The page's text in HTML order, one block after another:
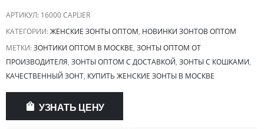
АРТИКУЛ: 16000 CAPLIER
КАТЕГОРИИ:ЖЕНСКИЕ ЗОНТЫ ОПТОМ, НОВИНКИ ЗОНТОВ ОПТОМ
МЕТКИ:ЗОНТИКИ ОПТОМ В МОСКВЕ, ЗОНТЫ ОПТОМ ОТ
ПРОИЗВОДИТЕЛЯ, ЗОНТЫ ОПТОМ С ДОСТАВКОЙ, ЗОНТЫ С КОШКАМИ,
КАЧЕСТВЕННЫЙ ЗОНТ, КУПИТЬ ЖЕНСКИЕ ЗОНТЫ В МОСКВЕ
УЗНАТЬ ЦЕНУ